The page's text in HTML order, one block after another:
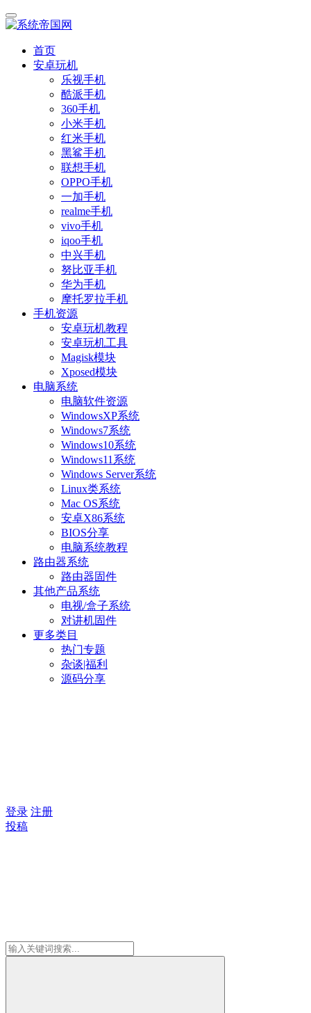
首页
安卓玩机
乐视手机
酷派手机
360手机
小米手机
红米手机
黑鲨手机
联想手机
OPPO手机
一加手机
realme手机
vivo手机
iqoo手机
中兴手机
努比亚手机
华为手机
摩托罗拉手机
手机资源
安卓玩机教程
安卓玩机工具
Magisk模块
Xposed模块
电脑系统
电脑软件资源
WindowsXP系统
Windows7系统
Windows10系统
Windows11系统
Windows Server系统
Linux类系统
Mac OS系统
安卓X86系统
BIOS分享
电脑系统教程
路由器系统
路由器固件
其他产品系统
电视/盒子系统
对讲机固件
更多类目
热门专题
杂谈|福利
源码分享
登录 注册
投稿